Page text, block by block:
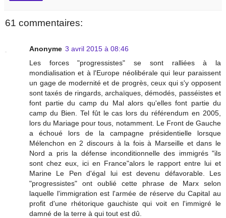
61 commentaires:
Anonyme 3 avril 2015 à 08:46
Les forces "progressistes" se sont ralliées à la
mondialisation et à l'Europe néolibérale qui leur paraissent
un gage de modernité et de progrès, ceux qui s'y opposent
sont taxés de ringards, archaïques, démodés, passéistes et
font partie du camp du Mal alors qu'elles font partie du
camp du Bien. Tel fût le cas lors du référendum en 2005,
lors du Mariage pour tous, notamment. Le Front de Gauche
a échoué lors de la campagne présidentielle lorsque
Mélenchon en 2 discours à la fois à Marseille et dans le
Nord a pris la défense inconditionnelle des immigrés "ils
sont chez eux, ici en France"alors le rapport entre lui et
Marine Le Pen d'égal lui est devenu défavorable. Les
"progressistes" ont oublié cette phrase de Marx selon
laquelle l'immigration est l'armée de réserve du Capital au
profit d'une rhétorique gauchiste qui voit en l'immigré le
damné de la terre à qui tout est dû.